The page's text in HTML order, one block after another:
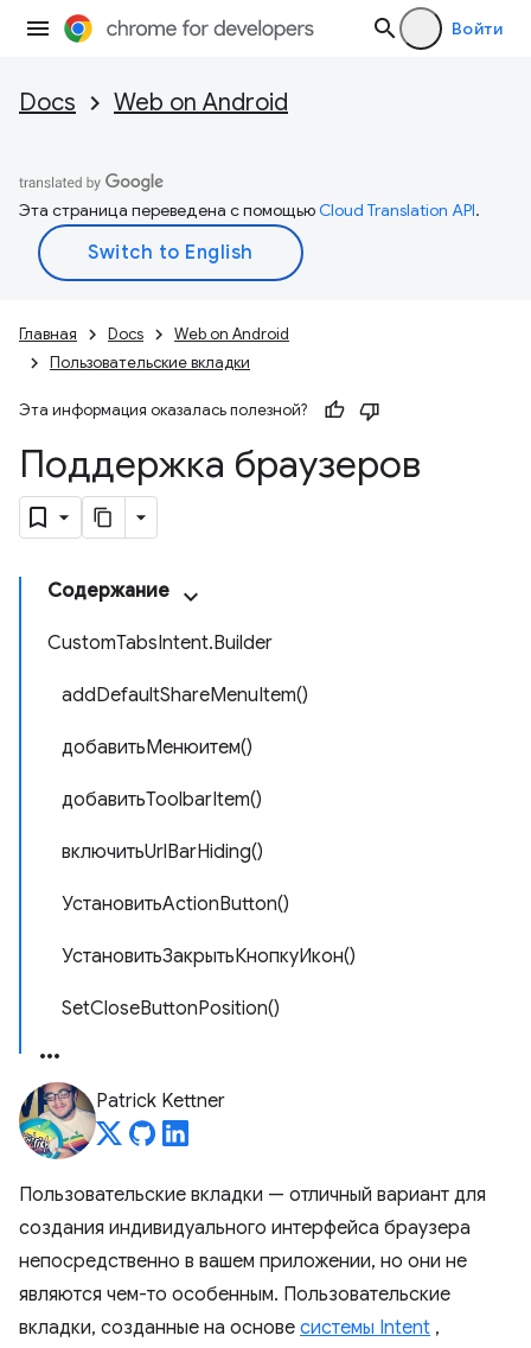
Войти
Docs Web on Android
Эта страница переведена с помощьюCloud Translation API.
Главная Docs
Web on Android
Пользовательские вкладки
Эта информация оказалась полезной?
Поддержка браузеров
Содержание
CustomTabsIntent.Builder
addDefaultShareMenuItem()
добавитьМенюитем()
добавитьToolbarItem()
включитьUrlBarHiding()
УстановитьActionButton()
УстановитьЗакрытьКнопкуИкон()
SetCloseButtonPosition()
Patrick Kettner
Пользовательские вкладки — отличный вариант для
создания индивидуального интерфейса браузера
непосредственно в вашем приложении, но они не
являются чем-то особенным. Пользовательские
вкладки, созданные на основе системы Intent ,